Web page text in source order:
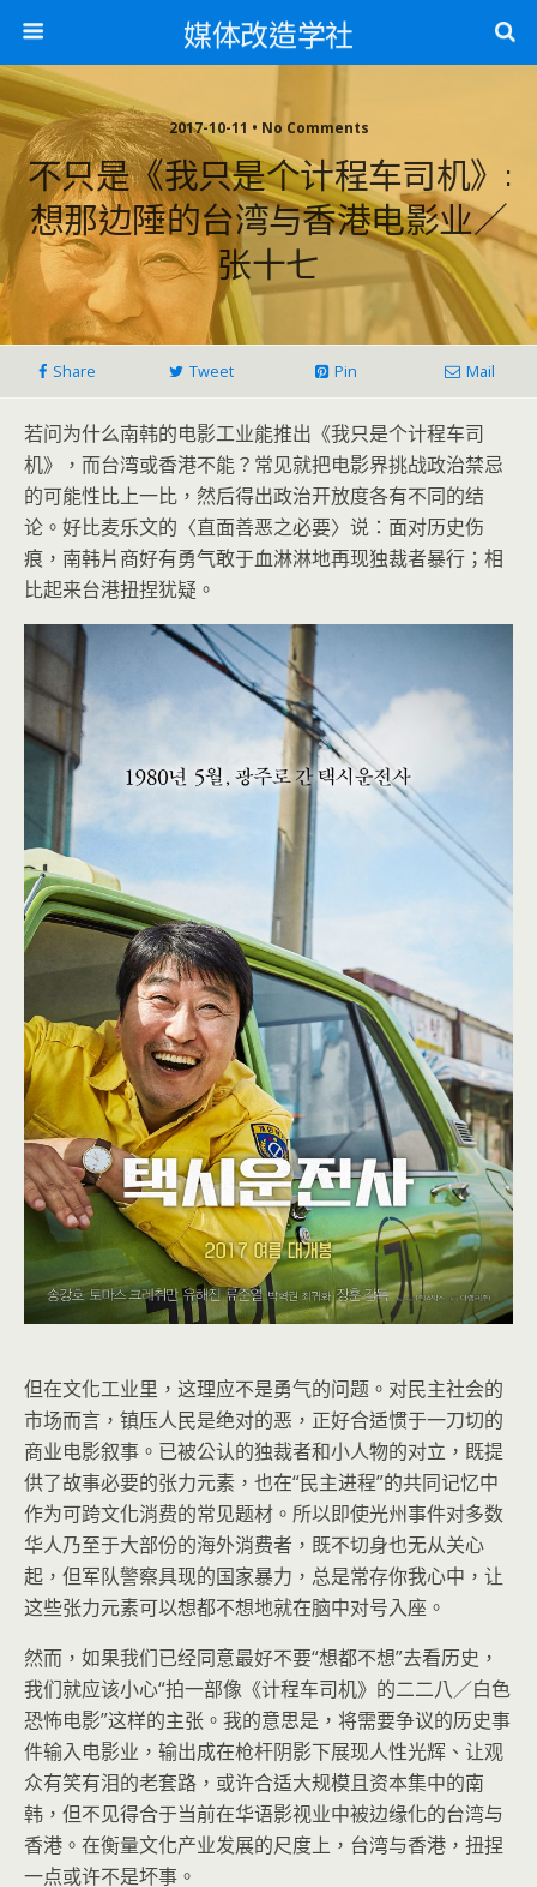
媒体改造学社
2017-10-11 • No Comments
不只是《我只是个计程车司机》:
想那边陲的台湾与香港电影业／
张十七
Share Tweet Pin Mail
若问为什么南韩的电影工业能推出《我只是个计程车司
机》，而台湾或香港不能？常见就把电影界挑战政治禁忌
的可能性比上一比，然后得出政治开放度各有不同的结
论。好比麦乐文的〈直面善恶之必要〉说：面对历史伤
痕，南韩片商好有勇气敢于血淋淋地再现独裁者暴行；相
比起来台港扭捏犹疑。
但在文化工业里，这理应不是勇气的问题。对民主社会的
市场而言，镇压人民是绝对的恶，正好合适惯于一刀切的
商业电影叙事。已被公认的独裁者和小人物的对立，既提
供了故事必要的张力元素，也在“民主进程”的共同记忆中
作为可跨文化消费的常见题材。所以即使光州事件对多数
华人乃至于大部份的海外消费者，既不切身也无从关心
起，但军队警察具现的国家暴力，总是常存你我心中，让
这些张力元素可以想都不想地就在脑中对号入座。
然而，如果我们已经同意最好不要“想都不想”去看历史，
我们就应该小心“拍一部像《计程车司机》的二二八／白色
恐怖电影”这样的主张。我的意思是，将需要争议的历史事
件输入电影业，输出成在枪杆阴影下展现人性光辉、让观
众有笑有泪的老套路，或许合适大规模且资本集中的南
韩，但不见得合于当前在华语影视业中被边缘化的台湾与
香港。在衡量文化产业发展的尺度上，台湾与香港，扭捏
一点或许不是坏事。